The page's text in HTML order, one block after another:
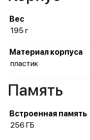
Вес
195 г
Материал корпуса
пластик
Память
Встроенная память
256 ГБ